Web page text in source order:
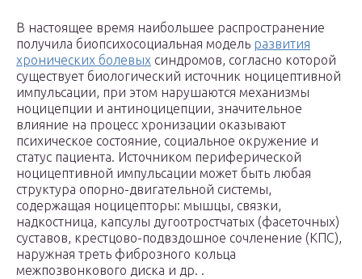
В настоящее время наибольшее распространение
получила биопсихосоциальная модель развития
хронических болевых синдромов, согласно которой
существует биологический источник ноцицептивной
импульсации, при этом нарушаются механизмы
ноцицепции и антиноцицепции, значительное
влияние на процесс хронизации оказывают
психическое состояние, социальное окружение и
статус пациента. Источником периферической
ноцицептивной импульсации может быть любая
структура опорно-двигательной системы,
содержащая ноцицепторы: мышцы, связки,
надкостница, капсулы дугоотростчатых (фасеточных)
суставов, крестцово-подвздошное сочленение (КПС),
наружная треть фиброзного кольца
межпозвонкового диска и др. .